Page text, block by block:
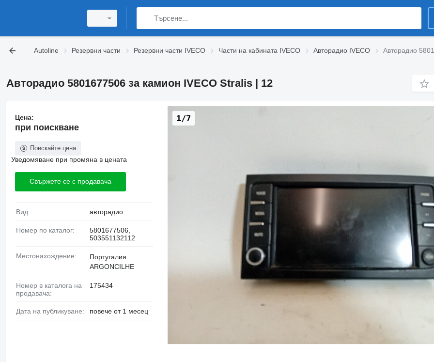
Autoline Резервни части Резервни части IVECO Части на кабината IVECO Авторадио IVECO Авторадио
Авторадио 5801677506 за камион IVECO Stralis | 12
1/7
Цена:
при поискване
Поискайте цена
Уведомяване при промяна в цената
Свържете се с продавача
Вид: авторадио
Номер по каталог:
5801677506,
503551132112
Местонахождение:
Португалия
ARGONCILHE
Номер в каталога на
продавача:
175434
Дата на публикуване: повече от 1 месец